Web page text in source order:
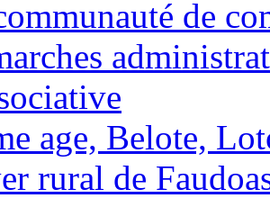
de
age, Belote,
rural de